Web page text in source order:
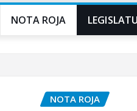
NOTA ROJA
NOTA ROJA